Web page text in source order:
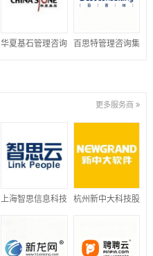
华夏基石管理咨询 百思特管理咨询集
更多服务商
上海智思信息科技 杭州新中大科技股